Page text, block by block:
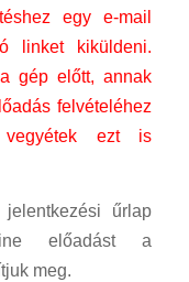
egy e-mail
linket kiküldeni.
gép előtt, annak
felvételéhez
ezt is
űrlap
előadást a
meg.